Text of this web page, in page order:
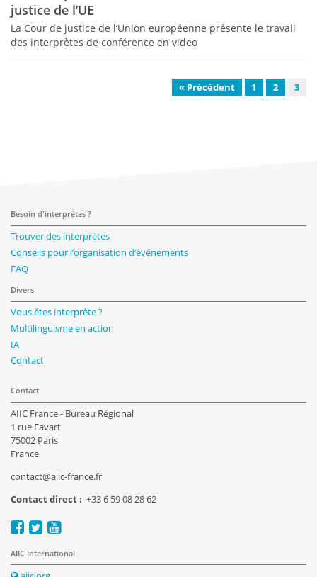
justice de l’UE
La Cour de justice de l’Union européenne présente le travail
des interprètes de conférence en video
« Précédent 1 2 3
Besoin d'interprètes ?
Trouver des interprètes
Conseils pour l’organisation d’événements
FAQ
Divers
Vous êtes interprète ?
Multilinguisme en action
IA
Contact
Contact
AIIC France - Bureau Régional
1 rue Favart
75002 Paris
France
contact@aiic-france.fr
Contact direct : +33 6 59 08 28 62
AIIC International